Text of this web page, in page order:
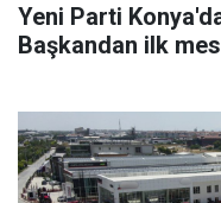
Yeni Parti
Başkandan ilk